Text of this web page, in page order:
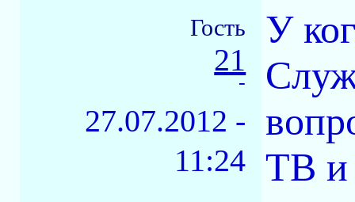
Гость
21
-
27.07.2012 -
11:24
У
ТВ и